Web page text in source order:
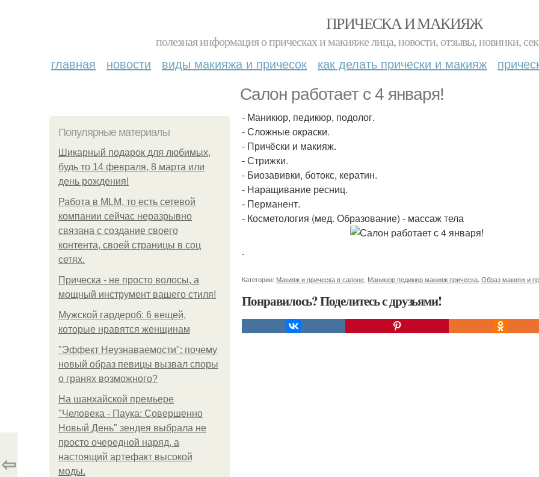
ПРИЧЕСКА И МАКИЯЖ
полезная информация о прическах и макияже лица, новости, отзывы, новинки,
главная новости виды макияжа и причесок как делать прически и макияж
Салон работает с 4 января!
Популярные материалы
Шикарный подарок для любимых,
будь то 14 февраля, 8 марта или
день рождения!
Работа в MLM, то есть сетевой
компании сейчас неразрывно
связана с создание своего
контента, своей страницы в соц
сетях.
Прическа - не просто волосы, а
мощный инструмент вашего стиля!
Мужской гардероб: 6 вещей,
которые нравятся женщинам
"Эффект Неузнаваемости": почему
новый образ певицы вызвал споры
о гранях возможного?
На шанхайской премьере
"Человека - Паука: Совершенно
Новый День" зендея выбрала не
просто очередной наряд, а
настоящий артефакт высокой
моды.
- Маникюр, педикюр, подолог.
- Сложные окраски.
- Причёски и макияж.
- Стрижки.
- Биозавивки, ботокс, кератин.
- Наращивание ресниц.
- Перманент.
- Косметология (мед. Образование) - массаж тела
.
Категории: Макияж и прическа в салоне Маникюр педикюр макияж прическа Образ макияж и
Понравилось? Поделитесь с друзьями!
⇦